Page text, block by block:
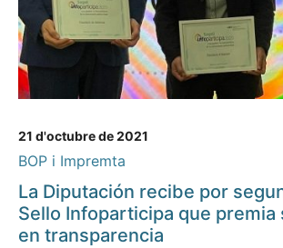
21 d'octubre de 2021
BOP i Impremta
La Diputación recibe por
Sello Infoparticipa que premia
en transparencia